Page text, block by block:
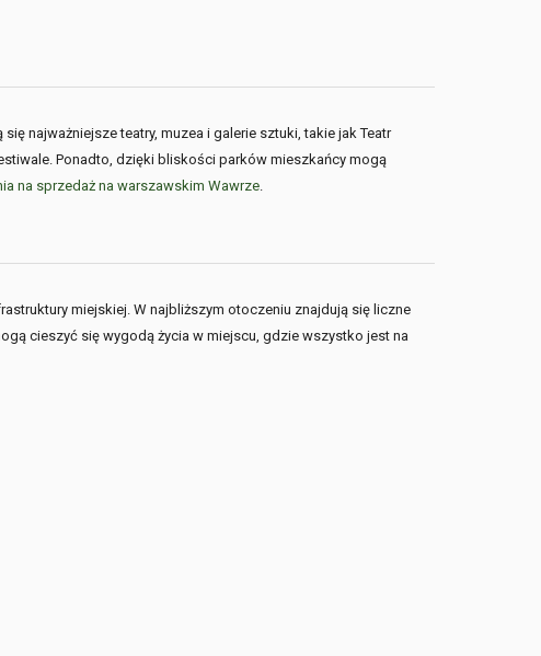
najważniejsze teatry, muzea i galerie sztuki, takie jak Teatr
Ponadto, dzięki bliskości parków mieszkańcy mogą
na sprzedaż na warszawskim Wawrze.
miejskiej. W najbliższym otoczeniu znajdują się liczne
cieszyć się wygodą życia w miejscu, gdzie wszystko jest na